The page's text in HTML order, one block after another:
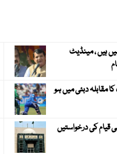
ہیں ، مینڈیٹ
بھارت کا مقابلہ دبئی میں ہو
قیام کی درخواستیں